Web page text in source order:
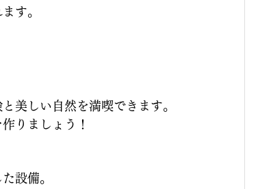
す。
美しい自然を満喫できます。
りましょう！
設備。